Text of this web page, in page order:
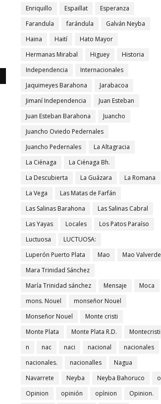
Enriquillo
Espaillat
Esperanza
Farandula
farándula
Galván Neyba
Haina
Haití
Hato Mayor
Hermanas Mirabal
Higuey
Historia
Independencia
Internacionales
Jaquimeyes Barahona
Jarabacoa
Jimaní Independencia
Juan Esteban
Juan Esteban Barahona
Juancho
Juancho Oviedo Pedernales
Juancho Pedernales
La Altagracia
La Ciénaga
La Ciénaga Bh.
La Descubierta
La Guázara
La Romana
La Vega
Las Matas de Farfán
Las Salinas Barahona
Las Salinas Cabral
Las Yayas
Locales
Los Patos Paraíso
Luctuosa
LUCTUOSA:
Luperón Puerto Plata
Mao
Mao Valverde
Mara Trinidad Sánchez
María Trinidad sánchez
Mensaje
Moca
mons. Nouel
monseñor Nouel
Monseñor Nouel
Monte cristi
Monte Plata
Monte Plata R.D.
Montecristi
n
nac naci nacional
nacionales
nacionales.
nacionalles
Nagua
Navarrete
Neyba Neyba Bahoruco
o
Opinion
opinión opìnion
Opinion.